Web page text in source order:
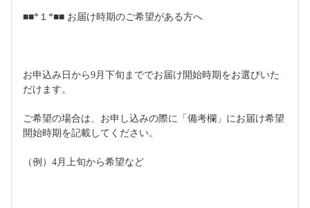
■■*１*■■ お届け時期のご希望がある方へ
お申込み日から9月下旬まででお届け開始時期をお選びいた
だけます。
ご希望の場合は、お申し込みの際に「備考欄」にお届け希望
開始時期を記載してください。
（例）4月上旬から希望など